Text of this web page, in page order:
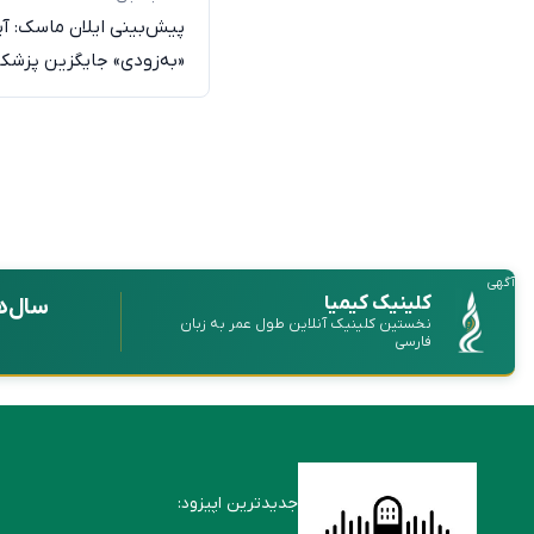
پیش‌بینی ایلان ماسک:
«به‌زودی» جایگزین
آگهی
کلینیک کیمیا
نخستین کلینیک آنلاین طول عمر به زبان
فارسی
جدیدترین اپیزود: